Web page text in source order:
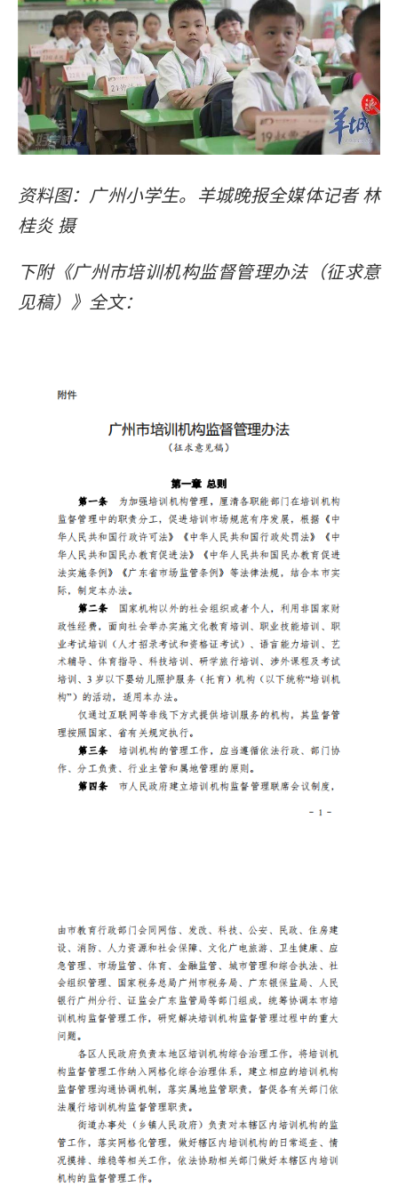
资料图：广州小学生。羊城晚报全媒体记者 林
桂炎 摄
下附《广州市培训机构监督管理办法（征求意
见稿）》全文：